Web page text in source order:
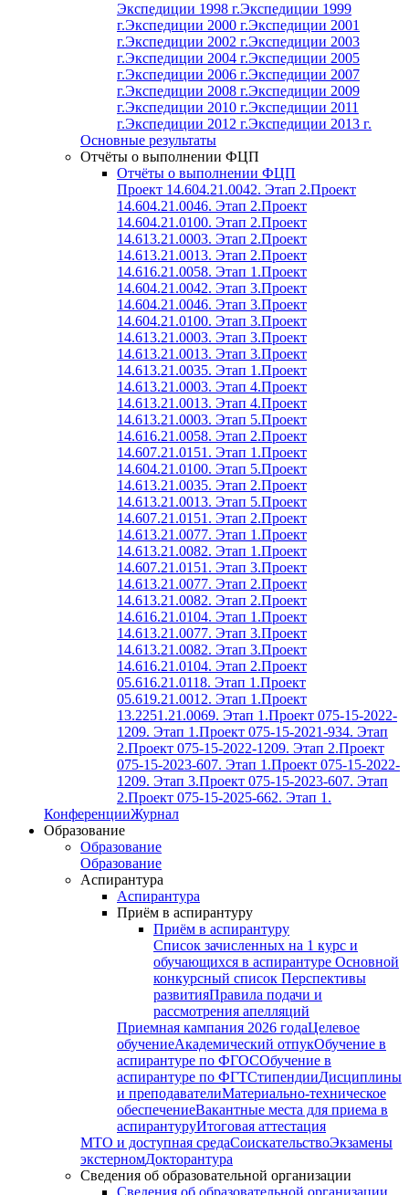
Экспедиции 1998 г.Экспедиции 1999
г.Экспедиции 2000 г.Экспедиции 2001
г.Экспедиции 2002 г.Экспедиции 2003
г.Экспедиции 2004 г.Экспедиции 2005
г.Экспедиции 2006 г.Экспедиции 2007
г.Экспедиции 2008 г.Экспедиции 2009
г.Экспедиции 2010 г.Экспедиции 2011
г.Экспедиции 2012 г.Экспедиции 2013 г.
Основные результаты
Отчёты о выполнении ФЦП
Отчёты о выполнении ФЦП
Проект 14.604.21.0042. Этап 2.Проект
14.604.21.0046. Этап 2.Проект
14.604.21.0100. Этап 2.Проект
14.613.21.0003. Этап 2.Проект
14.613.21.0013. Этап 2.Проект
14.616.21.0058. Этап 1.Проект
14.604.21.0042. Этап 3.Проект
14.604.21.0046. Этап 3.Проект
14.604.21.0100. Этап 3.Проект
14.613.21.0003. Этап 3.Проект
14.613.21.0013. Этап 3.Проект
14.613.21.0035. Этап 1.Проект
14.613.21.0003. Этап 4.Проект
14.613.21.0013. Этап 4.Проект
14.613.21.0003. Этап 5.Проект
14.616.21.0058. Этап 2.Проект
14.607.21.0151. Этап 1.Проект
14.604.21.0100. Этап 5.Проект
14.613.21.0035. Этап 2.Проект
14.613.21.0013. Этап 5.Проект
14.607.21.0151. Этап 2.Проект
14.613.21.0077. Этап 1.Проект
14.613.21.0082. Этап 1.Проект
14.607.21.0151. Этап 3.Проект
14.613.21.0077. Этап 2.Проект
14.613.21.0082. Этап 2.Проект
14.616.21.0104. Этап 1.Проект
14.613.21.0077. Этап 3.Проект
14.613.21.0082. Этап 3.Проект
14.616.21.0104. Этап 2.Проект
05.616.21.0118. Этап 1.Проект
05.619.21.0012. Этап 1.Проект
13.2251.21.0069. Этап 1.Проект 075-15-2022-
1209. Этап 1.Проект 075-15-2021-934. Этап
2.Проект 075-15-2022-1209. Этап 2.Проект
075-15-2023-607. Этап 1.Проект 075-15-2022-
1209. Этап 3.Проект 075-15-2023-607. Этап
2.Проект 075-15-2025-662. Этап 1.
КонференцииЖурнал
Образование
Образование
Образование
Аспирантура
Аспирантура
Приём в аспирантуру
Приём в аспирантуру
Список зачисленных на 1 курс и
обучающихся в аспирантуре Основной
конкурсный список Перспективы
развитияПравила подачи и
рассмотрения апелляций
Приемная кампания 2026 годаЦелевое
обучениеАкадемический отпукОбучение в
аспирантуре по ФГОСОбучение в
аспирантуре по ФГТСтипендииДисциплины
и преподавателиМатериально-техническое
обеспечениеВакантные места для приема в
аспирантуруИтоговая аттестация
МТО и доступная средаСоискательствоЭкзамены
экстерномДокторантура
Сведения об образовательной организации
Сведения об образовательной организации